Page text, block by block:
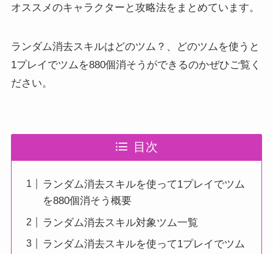
オススメのキャラクターと攻略法をまとめています。
ランダム消去スキルはどのツム？、どのツムを使うと
1プレイでツムを880個消そうができるのかぜひご覧く
ださい。
目次
ランダム消去スキルを使って1プレイでツム
を880個消そう概要
ランダム消去スキル対象ツム一覧
ランダム消去スキルを使って1プレイでツム